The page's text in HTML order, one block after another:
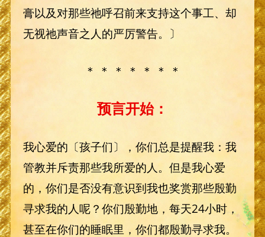
膏以及对那些祂呼召前来支持这个事工、却
无视祂声音之人的严厉警告。〕
＊ ＊ ＊ ＊ ＊ ＊ ＊
预言开始：
我心爱的〔孩子们〕，你们总是提醒我：我
管教并斥责那些我所爱的人。但是我心爱
的，你们是否没有意识到我也奖赏那些殷勤
寻求我的人呢？你们殷勤地，每天24小时，
甚至在你们的睡眠里，你们都殷勤寻求我。